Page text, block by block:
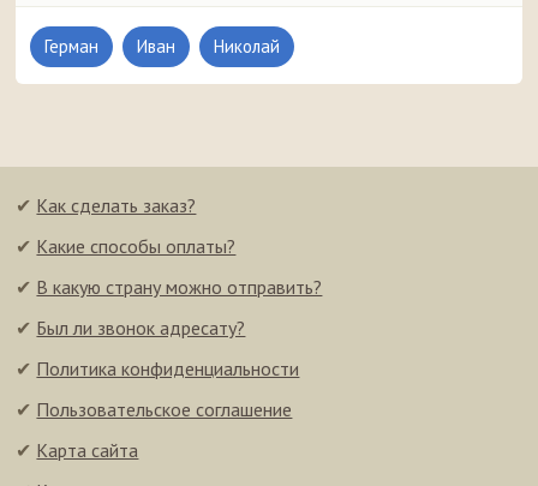
Герман Иван Николай
✔ Как сделать заказ?
✔ Какие способы оплаты?
✔ В какую страну можно отправить?
✔ Был ли звонок адресату?
✔ Политика конфиденциальности
✔ Пользовательское соглашение
✔ Карта сайта